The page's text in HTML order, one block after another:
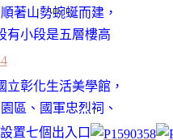
著山勢蜿蜒而建，
有小段是五層樓高
彰化生活美學館，
區、國軍忠烈祠、
置七個出入口